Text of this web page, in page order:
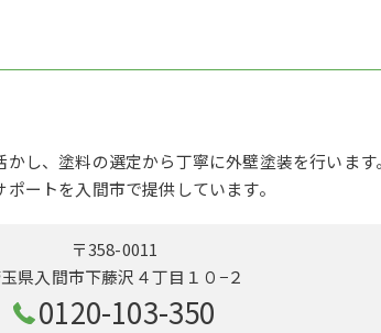
し、塗料の選定から丁寧に外壁塗装を行いま
ートを入間市で提供しています。
〒358-0011
県入間市下藤沢４丁目１０−２
0120-103-350